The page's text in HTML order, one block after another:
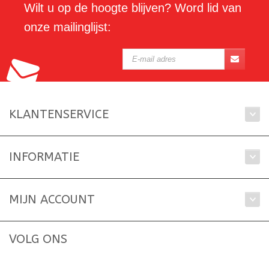
Wilt u op de hoogte blijven? Word lid van
onze mailinglijst:
KLANTENSERVICE
INFORMATIE
MIJN ACCOUNT
VOLG ONS